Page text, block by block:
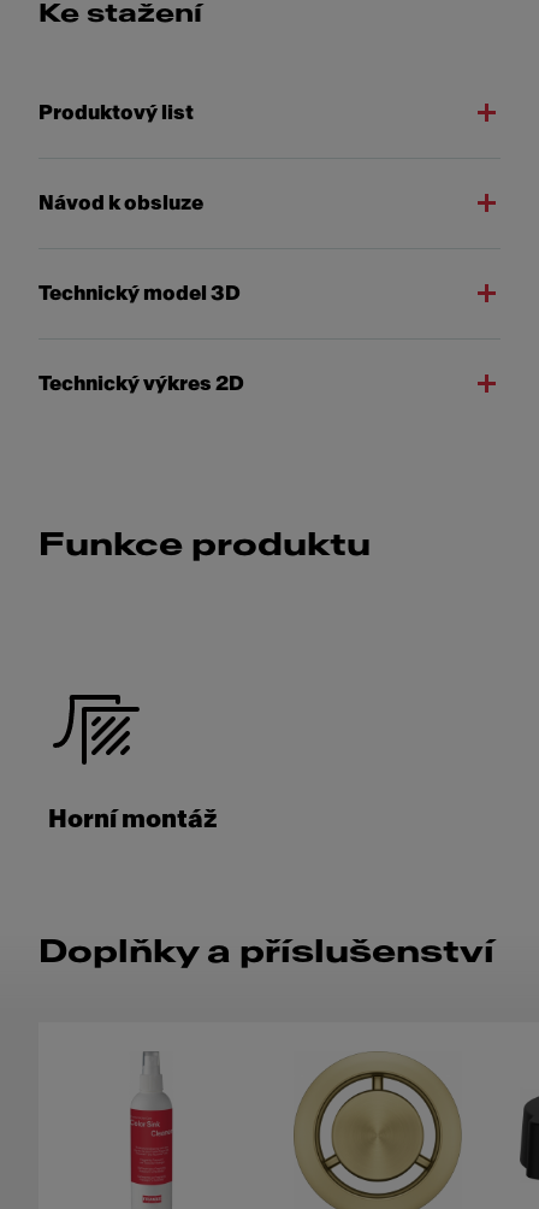
Ke stažení
Produktový list
Návod k obsluze
Technický model 3D
Technický výkres 2D
Funkce produktu
Horní montáž
Doplňky a příslušenství